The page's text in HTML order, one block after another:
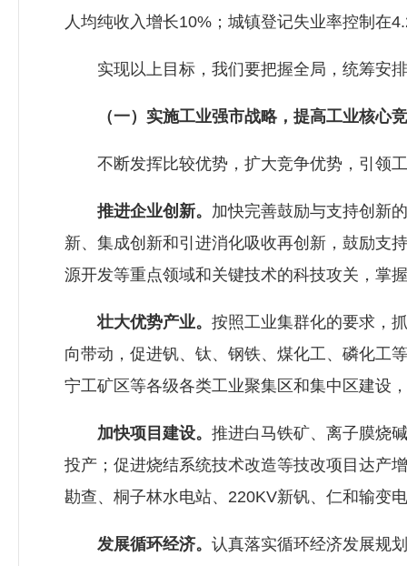
人均纯收入增长10%；城镇登记失业率控制
实现以上目标，我们要把握全局，统筹安排
（一）实施工业强市战略，提高工业核心
不断发挥比较优势，扩大竞争优势，引领工
推进企业创新。 加快完善鼓励与支持创新
新、集成创新和引进消化吸收再创新，鼓励支
源开发等重点领域和关键技术的科技攻关，掌
壮大优势产业。 按照工业集群化的要求，
向带动，促进钒、钛、钢铁、煤化工、磷化工
宁工矿区等各级各类工业聚集区和集中区建设
加快项目建设。 推进白马铁矿、离子膜烧
投产；促进烧结系统技术改造等技改项目达产
勘查、桐子林水电站、220KV新钒、仁和输变
发展循环经济。 认真落实循环经济发展规